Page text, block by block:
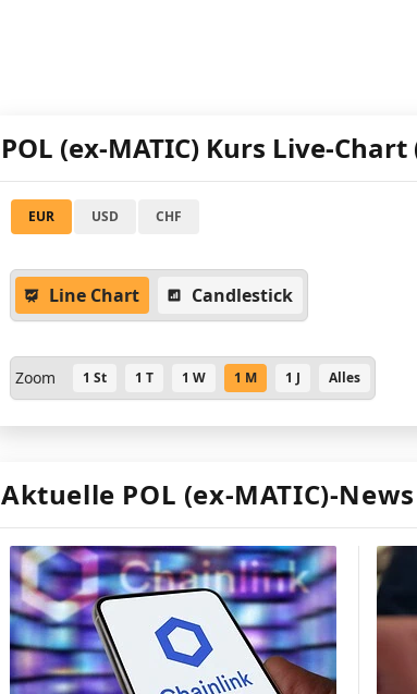
POL (ex-MATIC) Kurs Live-Chart
EUR USD CHF
Line Chart Candlestick
Zoom 1 St 1 T 1 W 1 M 1 J Alles
Aktuelle POL (ex-MATIC)-News